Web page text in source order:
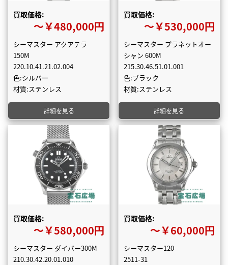
買取価格:
〜￥480,000円
シーマスター アクアテラ
150M
220.10.41.21.02.004
色:シルバー
材質:ステンレス
詳細を見る
買取価格:
〜￥530,000円
シーマスター プラネットオー
シャン 600M
215.30.46.51.01.001
色:ブラック
材質:ステンレス
詳細を見る
買取価格:
〜￥580,000円
シーマスター ダイバー300M
210.30.42.20.01.010
買取価格:
〜￥60,000円
シーマスター120
2511-31